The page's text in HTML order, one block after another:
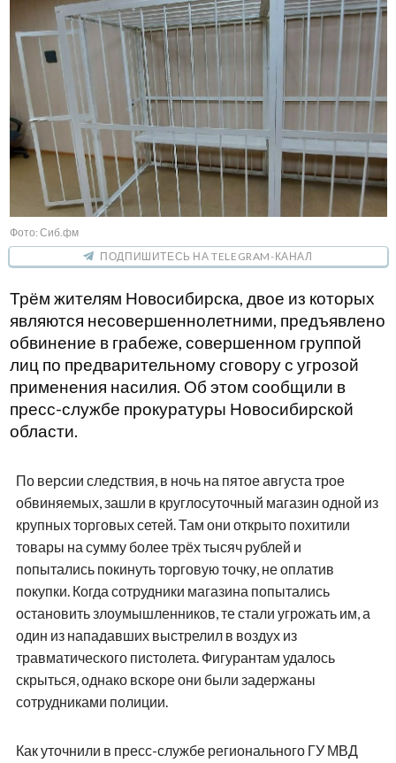
Фото: Сиб.фм
ПОДПИШИТЕСЬ НА TELEGRAM-КАНАЛ
Трём жителям Новосибирска, двое из которых
являются несовершеннолетними, предъявлено
обвинение в грабеже, совершенном группой
лиц по предварительному сговору с угрозой
применения насилия. Об этом сообщили в
пресс-службе прокуратуры Новосибирской
области.
По версии следствия, в ночь на пятое августа трое
обвиняемых, зашли в круглосуточный магазин одной из
крупных торговых сетей. Там они открыто похитили
товары на сумму более трёх тысяч рублей и
попытались покинуть торговую точку, не оплатив
покупки. Когда сотрудники магазина попытались
остановить злоумышленников, те стали угрожать им, а
один из нападавших выстрелил в воздух из
травматического пистолета. Фигурантам удалось
скрыться, однако вскоре они были задержаны
сотрудниками полиции.
Как уточнили в пресс-службе регионального ГУ МВД